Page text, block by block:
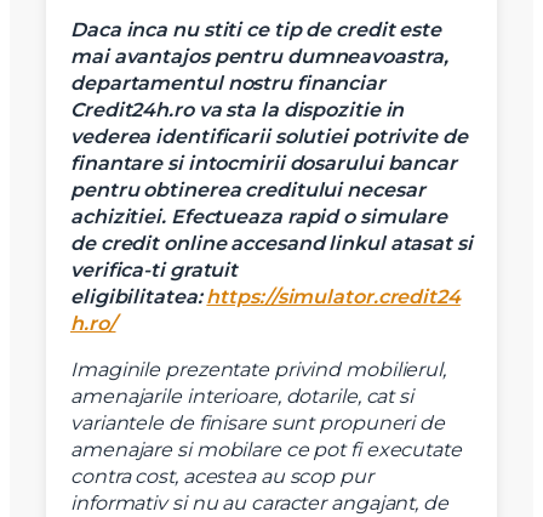
Daca inca nu stiti ce tip de credit este
mai avantajos pentru dumneavoastra,
departamentul nostru financiar
Credit24h.ro va sta la dispozitie in
vederea identificarii solutiei potrivite de
finantare si intocmirii dosarului bancar
pentru obtinerea creditului necesar
achizitiei. Efectueaza rapid o simulare
de credit online accesand linkul atasat si
verifica-ti gratuit
eligibilitatea:https://simulator.credit24
h.ro/
Imaginile prezentate privind mobilierul,
amenajarile interioare, dotarile, cat si
variantele de finisare sunt propuneri de
amenajare si mobilare ce pot fi executate
contra cost, acestea au scop pur
informativ si nu au caracter angajant, de